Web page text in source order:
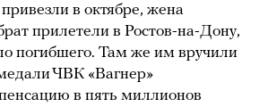
в октябре, жена
прилетели в Ростов-на-Дону,
погибшего. Там же им вручили
ЧВК «Вагнер»
в пять миллионов